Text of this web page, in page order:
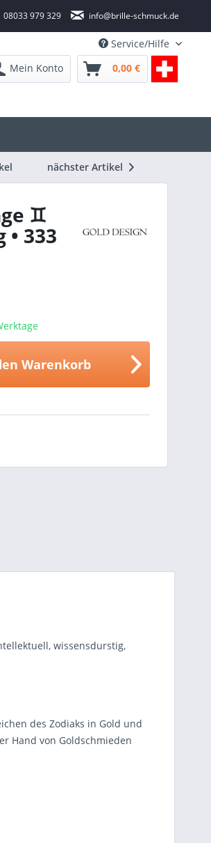
08033 979 329 info@brille-schmuck.de
Service/Hilfe
Mein Konto
0,00 €
nächster Artikel
♊
333
Warenkorb
wissensdurstig,
des Zodiaks in Gold und
Hand von Goldschmieden